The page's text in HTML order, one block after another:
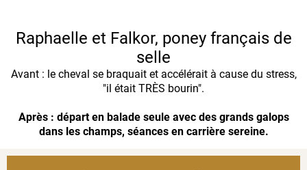
Raphaelle et Falkor, poney français de
selle
Avant : le cheval se braquait et accélérait à cause du stress,
"il était TRÈS bourin".
Après : départ en balade seule avec des grands galops
dans les champs, séances en carrière sereine.